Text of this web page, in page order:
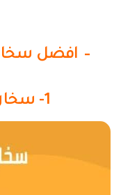
– افضل
1- سخان مياه غاز فوريمو